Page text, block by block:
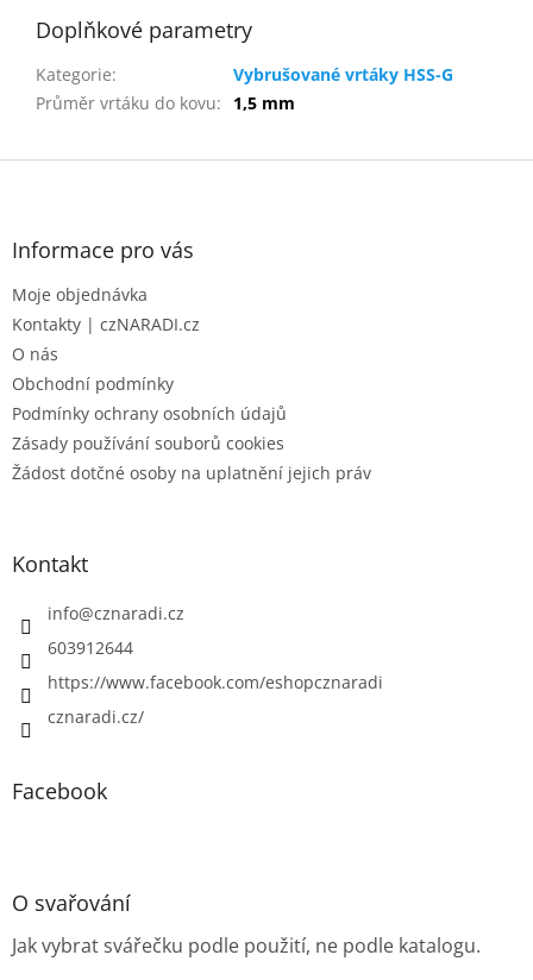
Doplňkové parametry
Kategorie:
Vybrušované vrtáky HSS-G
Průměr vrtáku do kovu: 1,5 mm
Z
Informace pro vás
Moje objednávka
Kontakty | czNARADI.cz
O nás
Obchodní podmínky
Podmínky ochrany osobních údajů
Zásady používání souborů cookies
Žádost dotčné osoby na uplatnění jejich práv
Kontakt
info@cznaradi.cz
603912644
https://www.facebook.com/eshopcznaradi
cznaradi.cz/
Facebook
O svařování
Jak vybrat svářečku podle použití, ne podle katalogu.